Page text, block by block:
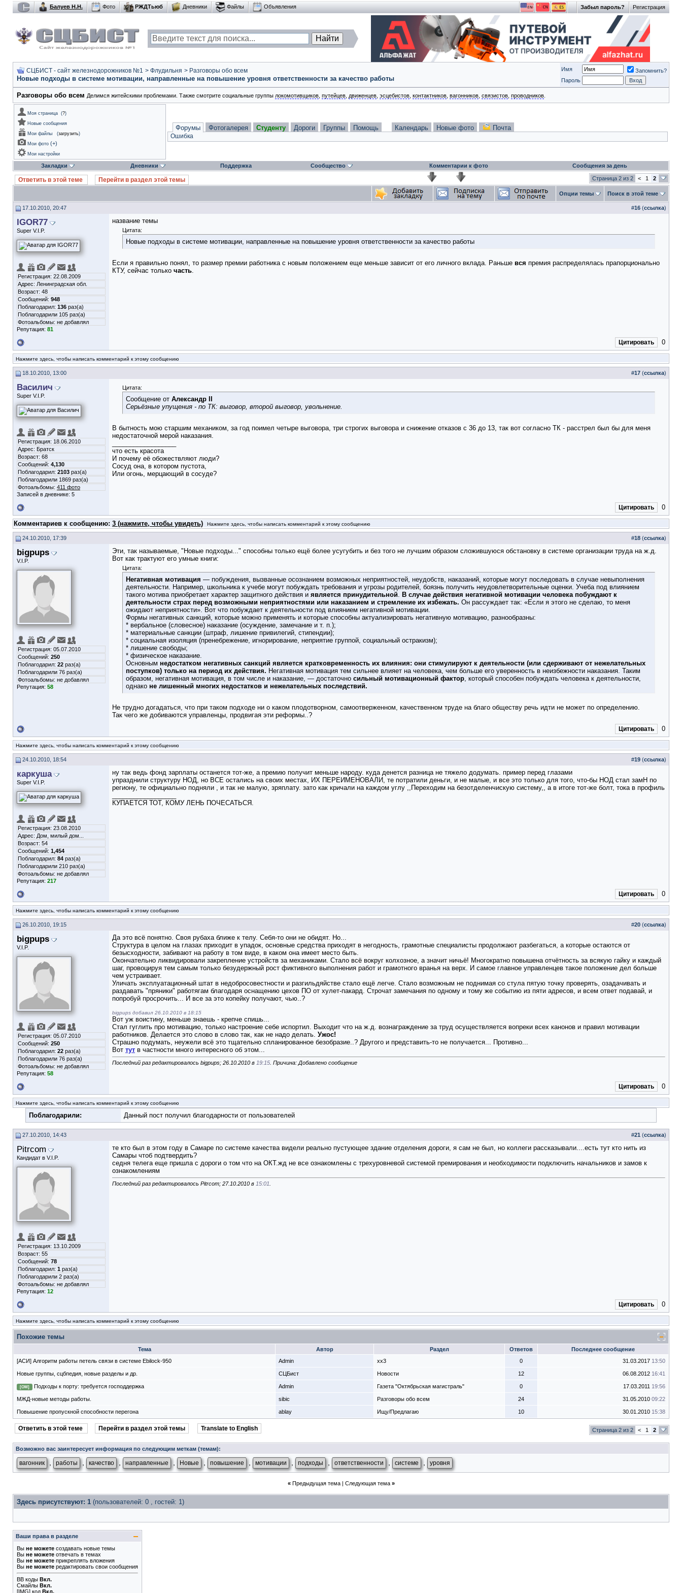
Регистрация
Забыл пароль?
Балуев Н.Н. Фото РЖДТьюб Дневники Файлы Объявления
СЦБИСТ - сайт железнодорожников №1 > Флудильня > Разговоры обо всем
Новые подходы в системе мотивации, направленные на повышение уровня ответственности за качество работы
Имя
Запомнить?
Пароль
Разговоры обо всем Делимся житейскими проблемами. Также смотрите социальные группы локомотивщиков путейцев движенцев эсцебистов контактников вагонников связистов проводников
Моя страница (?)
Новые сообщения
Мои файлы
(загрузить)
Мои фото (+)
Мои настройки
Форумы Фотогалерея Студенту Дороги Группы Помощь Календарь Новые фото Почта
Ошибка
Закладки Дневники Поддержка Сообщество Комментарии к фото Сообщения за день
Ответить в этой теме Перейти в раздел этой темы Страница 2 из 2 < 1 2
Опции темы Поиск в этой теме
17.10.2010, 20:47 #16 (ссылка)
IGOR77
Super V.I.P.
Регистрация: 22.08.2009
Адрес: Ленинградская обл.
Возраст: 48
Сообщений: 948
Поблагодарил: 136 раз(а)
Поблагодарили 105 раз(а)
Фотоальбомы: не добавлял
Репутация: 81
название темы
Цитата:
Новые подходы в системе мотивации, направленные на повышение уровня ответственности за качество работы
Если я правильно понял, то размер премии работника с новым положением еще меньше зависит от его личного вклада. Раньше вся премия распределялась прапорционально
КТУ, сейчас только часть.
Цитировать 0
Нажмите здесь, чтобы написать комментарий к этому сообщению
18.10.2010, 13:00 #17 (ссылка)
Василич
Super V.I.P.
Регистрация: 18.06.2010
Адрес: Братск
Возраст: 68
Сообщений: 4,130
Поблагодарил: 2103 раз(а)
Поблагодарили 1869 раз(а)
Фотоальбомы: 411 фото
Записей в дневнике: 5
Цитата:
Сообщение от Александр II
Серьёзные упущения - по ТК: выговор, второй выговор, увольнение.
В бытность мою старшим механиком, за год поимел четыре выговора, три строгих выговора и снижение отказов с 36 до 13, так вот согласно ТК - расстрел был бы для меня
недостаточной мерой наказания.
что есть красота
И почему её обожествляют люди?
Сосуд она, в котором пустота,
Или огонь, мерцающий в сосуде?
Цитировать 0
Комментариев к сообщению: 3 (нажмите, чтобы увидеть) Нажмите здесь, чтобы написать комментарий к этому сообщению
24.10.2010, 17:39 #18 (ссылка)
bigpups
V.I.P.
Регистрация: 05.07.2010
Сообщений: 250
Поблагодарил: 22 раз(а)
Поблагодарили 76 раз(а)
Фотоальбомы: не добавлял
Репутация: 58
Эти, так называемые, "Новые подходы..." способны только ещё более усугубить и без того не лучшим образом сложившуюся обстановку в системе организации труда на ж.д.
Вот как трактуют его умные книги:
Цитата:
Негативная мотивация — побуждения, вызванные осознанием возможных неприятностей, неудобств, наказаний, которые могут последовать в случае невыполнения
деятельности. Например, школьника к учебе могут побуждать требования и угрозы родителей, боязнь получить неудовлетворительные оценки. Учеба под влиянием
такого мотива приобретает характер защитного действия и является принудительной. В случае действия негативной мотивации человека побуждают к
деятельности страх перед возможными неприятностями или наказанием и стремление их избежать. Он рассуждает так: «Если я этого не сделаю, то меня
ожидают неприятности». Вот что побуждает к деятельности под влиянием негативной мотивации.
Формы негативных санкций, которые можно применять и которые способны актуализировать негативную мотивацию, разнообразны:
* вербальное (словесное) наказание (осуждение, замечание и т. п.);
* материальные санкции (штраф, лишение привилегий, стипендии);
* социальная изоляция (пренебрежение, игнорирование, неприятие группой, социальный остракизм);
* лишение свободы;
* физическое наказание.
Основным недостатком негативных санкций является кратковременность их влияния: они стимулируют к деятельности (или сдерживают от нежелательных
поступков) только на период их действия. Негативная мотивация тем сильнее влияет на человека, чем больше его уверенность в неизбежности наказания. Таким
образом, негативная мотивация, в том числе и наказание, — достаточно сильный мотивационный фактор, который способен побуждать человека к деятельности,
однако не лишенный многих недостатков и нежелательных последствий.
Не трудно догадаться, что при таком подходе ни о каком плодотворном, самоотверженном, качественном труде на благо обществу речь идти не может по определению.
Так чего же добиваются управленцы, продвигая эти реформы..?
Цитировать 0
Нажмите здесь, чтобы написать комментарий к этому сообщению
24.10.2010, 18:54 #19 (ссылка)
каркуша
Super V.I.P.
Регистрация: 23.08.2010
Адрес: Дом, милый дом...
Возраст: 54
Сообщений: 1,454
Поблагодарил: 84 раз(а)
Поблагодарили 210 раз(а)
Фотоальбомы: не добавлял
Репутация: 217
ну так ведь фонд зарплаты останется тот-же, а премию получит меньше народу. куда денется разница не тяжело додумать. пример перед глазами
упразднили структуру НОД, но ВСЕ остались на своих местах, ИХ ПЕРЕИМЕНОВАЛИ, те потратили деньги, и не малые, и все это только для того, что-бы НОД стал замН по
региону, те официально подняли , и так не малую, зряплату. зато как кричали на каждом углу ,,Переходим на безотделенчискую систему,, а в итоге тот-же болт, тока в профиль
КУПАЕТСЯ ТОТ, КОМУ ЛЕНЬ ПОЧЕСАТЬСЯ.
Цитировать 0
Нажмите здесь, чтобы написать комментарий к этому сообщению
26.10.2010, 19:15 #20 (ссылка)
bigpups
V.I.P.
Регистрация: 05.07.2010
Сообщений: 250
Поблагодарил: 22 раз(а)
Поблагодарили 76 раз(а)
Фотоальбомы: не добавлял
Репутация: 58
Да это всё понятно. Своя рубаха ближе к телу. Себя-то они не обидят. Но...
Структура в целом на глазах приходит в упадок, основные средства приходят в негодность, грамотные специалисты продолжают разбегаться, а которые остаются от
безысходности, забивают на работу в том виде, в каком она имеет место быть.
Окончательно ликвидировали закрепление устройств за механиками. Стало всё вокруг колхозное, а значит ничьё! Многократно повышена отчётность за всякую гайку и каждый
шаг, провоцируя тем самым только безудержный рост фиктивного выполнения работ и грамотного вранья на верх. И самое главное управленцев такое положение дел больше
чем устраивает.
Уличать эксплуатационный штат в недобросовестности и разгильдяйстве стало ещё легче. Стало возможным не поднимая со стула пятую точку проверять, озадачивать и
раздавать "пряники" работягам благодаря оснащению цехов ПО от хулет-пакард. Строчат замечания по одному и тому же событию из пяти адресов, и всем ответ подавай, и
попробуй просрочить... И все за это копейку получают, чью..?
bigpups добавил 26.10.2010 в 18:15
Вот уж воистину, меньше знаешь - крепче спишь...
Стал гуглить про мотивацию, только настроение себе испортил. Выходит что на ж.д. вознаграждение за труд осуществляется вопреки всех канонов и правил мотивации
работников. Делается это слово в слово так, как не надо делать. Ужос!
Страшно подумать, неужели всё это тщательно спланированное безобразие..? Другого и представить-то не получается... Противно...
Вот тут в частности много интересного об этом...
Последний раз редактировалось bigpups; 26.10.2010 в 19:15 . Причина: Добавлено сообщение
Цитировать 0
Нажмите здесь, чтобы написать комментарий к этому сообщению
Поблагодарили: Данный пост получил благодарности от пользователей
27.10.2010, 14:43 #21 (ссылка)
Pitrcom
Кандидат в V.I.P.
Регистрация: 13.10.2009
Возраст: 55
Сообщений: 78
Поблагодарил: 1 раз(а)
Поблагодарили 2 раз(а)
Фотоальбомы: не добавлял
Репутация: 12
те кто был в этом году в Самаре по системе качества видели реально пустующее здание отделения дороги, я сам не был, но коллеги рассказывали....есть тут кто нить из
Самары чтоб подтвердить?
седня телега еще пришла с дороги о том что на ОКТ.жд не все ознакомлены с трехуровневой системой премирования и необходимости подключить начальников и замов к
ознакомлениям
Последний раз редактировалось Pitrcom; 27.10.2010 в 15:01
Цитировать 0
Нажмите здесь, чтобы написать комментарий к этому сообщению
Похожие темы
Тема Автор Раздел Ответов
Последнее сообщение
[АСИ] Алгоритм работы петель связи в системе Ebilock-950
Admin xx3 0 31.03.2017 13:50
Новые группы, сцбпедия, новые разделы и др. СЦБист Новости 12 06.08.2012 16:41
[ОМ] Подходы к порту: требуется господдержка Admin Газета "Октябрьская магистраль" 0 17.03.2011 19:56
МЖД-новые методы работы. sibic Разговоры обо всем 24 31.05.2010 09:22
Повышение пропускной способности перегона ablay Ищу/Предлагаю 10 30.01.2010 15:38
Ответить в этой теме Перейти в раздел этой темы Translate to English Страница 2 из 2 < 1 2
Возможно вас заинтересует информация по следующим меткам (темам):
вагонник работы качество направленные Новые повышение мотивации подходы ответственности системе уровня
« Предыдущая тема| Следующая тема »
Здесь присутствуют: 1 (пользователей: 0 , гостей: 1)
Ваши права в разделе
Вы не можете создавать новые темы
Вы не можете отвечать в темах
Вы не можете прикреплять вложения
Вы не можете редактировать свои сообщения
BB коды Вкл.
Смайлы Вкл.
[IMG] код Вкл.